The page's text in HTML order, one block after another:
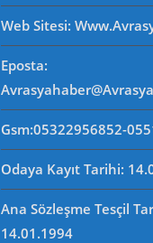
Web Sitesi:
Eposta:
Gsm:05322956852-
Odaya Kayıt Tarihi:
Ana Sözleşme Tesçil
14.01.1994